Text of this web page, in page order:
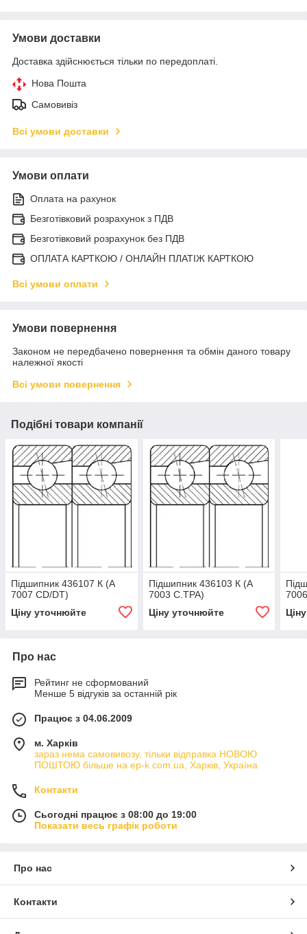
Умови доставки
Доставка здійснюється тільки по передоплаті.
Нова Пошта
Самовивіз
Всі умови доставки
Умови оплати
Оплата на рахунок
Безготівковий розрахунок з ПДВ
Безготівковий розрахунок без ПДВ
ОПЛАТА КАРТКОЮ / ОНЛАЙН ПЛАТІЖ КАРТКОЮ
Всі умови оплати
Умови повернення
Законом не передбачено повернення та обмін даного товару
належної якості
Всі умови повернення
Подібні товари компанії
Підшипник 436107 К (А
7007 СD/DT)
Ціну уточнюйте
Підшипник 436103 К (А
7003 С.ТРА)
Ціну уточнюйте
Про нас
Рейтинг не сформований
Менше 5 відгуків за останній рік
Працює з 04.06.2009
м. Харків
зараз нема самовивозу, тільки відправка НОВОЮ
ПОШТОЮ більше на ep-k.com.ua, Харків, Україна
Контакти
Сьогодні працює з 08:00 до 19:00
Показати весь графік роботи
Про нас
Контакти